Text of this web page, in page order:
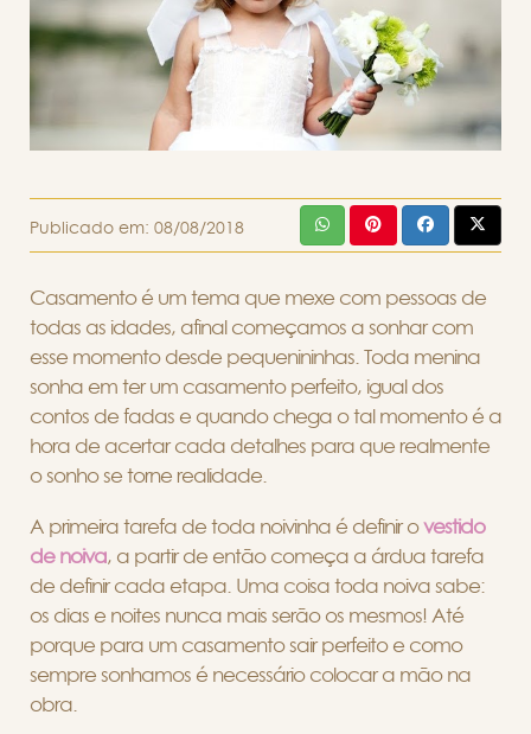
Publicado em: 08/08/2018
Casamento é um tema que mexe com pessoas de
todas as idades, afinal começamos a sonhar com
esse momento desde pequenininhas. Toda menina
sonha em ter um casamento perfeito, igual dos
contos de fadas e quando chega o tal momento é a
hora de acertar cada detalhes para que realmente
o sonho se torne realidade.
A primeira tarefa de toda noivinha é definir ovestido
de noiva, a partir de então começa a árdua tarefa
de definir cada etapa. Uma coisa toda noiva sabe:
os dias e noites nunca mais serão os mesmos! Até
porque para um casamento sair perfeito e como
sempre sonhamos é necessário colocar a mão na
obra.